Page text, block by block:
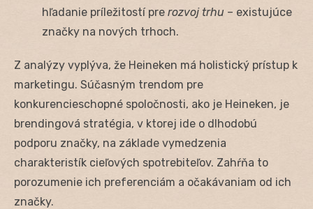
hľadanie príležitostí pre rozvoj trhu – existujúce
značky na nových trhoch.
Z analýzy vyplýva, že Heineken má holistický prístup k
marketingu. Súčasným trendom pre
konkurencieschopné spoločnosti, ako je Heineken, je
brendingová stratégia, v ktorej ide o dlhodobú
podporu značky, na základe vymedzenia
charakteristík cieľových spotrebiteľov. Zahŕňa to
porozumenie ich preferenciám a očakávaniam od ich
značky.